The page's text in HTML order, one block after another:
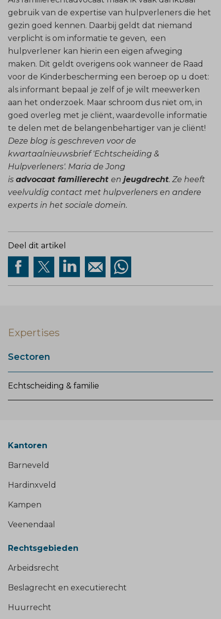
gebruik van de expertise van hulpverleners die het
gezin goed kennen. Daarbij geldt dat niemand
verplicht is om informatie te geven, een
hulpverlener kan hierin een eigen afweging
maken. Dit geldt overigens ook wanneer de Raad
voor de Kinderbescherming een beroep op u doet:
als informant bepaal je zelf of je wilt meewerken
aan het onderzoek. Maar schroom dus niet om, in
goed overleg met je cliënt, waardevolle informatie
te delen met de belangenbehartiger van je cliënt!
Deze blog is geschreven voor de
kwartaalnieuwsbrief 'Echtscheiding &
Hulpverleners'. Maria de Jong
is advocaat familierecht en jeugdrecht. Ze heeft
veelvuldig contact met hulpverleners en andere
experts in het sociale domein.
Deel dit artikel
Expertises
Sectoren
Echtscheiding & familie
Kantoren
Barneveld
Hardinxveld
Kampen
Veenendaal
Rechtsgebieden
Arbeidsrecht
Beslagrecht en executierecht
Huurrecht